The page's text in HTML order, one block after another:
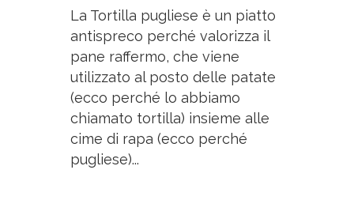
La Tortilla pugliese è un piatto
antispreco perché valorizza il
pane raffermo, che viene
utilizzato al posto delle patate
(ecco perché lo abbiamo
chiamato tortilla) insieme alle
cime di rapa (ecco perché
pugliese)...